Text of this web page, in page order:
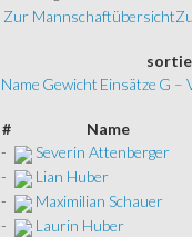
Zur Mannschaftübersicht
Name Gewicht Einsätze G –
# Name
-
Severin Attenberger
-
Lian Huber
-
Maximilian Schauer
-
Laurin Huber